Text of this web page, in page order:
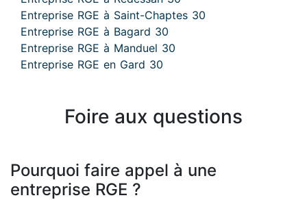
Entreprise RGE à Saint-Chaptes 30
Entreprise RGE à Bagard 30
Entreprise RGE à Manduel 30
Entreprise RGE en Gard 30
Foire aux questions
Pourquoi faire appel à une
entreprise RGE ?